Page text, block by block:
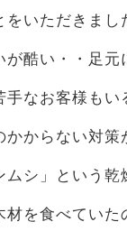
いただきまし
酷い・・足元
なお客様もい
からない対策
シ」という乾
を食べていた